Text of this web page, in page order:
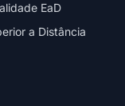
EaD
a Distância